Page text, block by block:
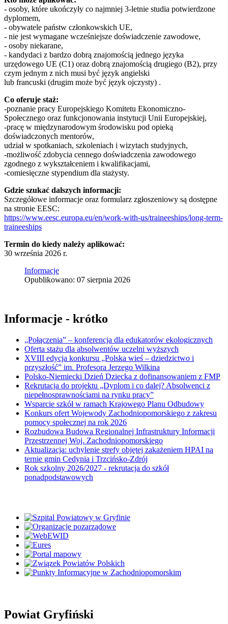
- osoby, które ukończyły co najmniej 3-letnie studia potwierdzone
dyplomem,
- obywatele państw członkowskich UE,
- nie jest wymagane wcześniejsze doświadczenie zawodowe,
- osoby niekarane,
- kandydaci z bardzo dobrą znajomością jednego języka
urzędowego UE (C1) oraz dobrą znajomością drugiego (B2), przy
czym jednym z nich musi być język angielski
lub francuski (drugim może być język ojczysty) .
Co oferuje staż:
-poznanie pracy Europejskiego Komitetu Ekonomiczno-
Społecznego oraz funkcjonowania instytucji Unii Europejskiej,
-pracę w międzynarodowym środowisku pod opieką
doświadczonych mentorów,
udział w spotkaniach, szkoleniach i wizytach studyjnych,
-możliwość zdobycia cennego doświadczenia zawodowego
zgodnego z wykształceniem i kwalifikacjami,
-comiesięczne stypendium dla stażysty.
Gdzie szukać dalszych informacji:
Szczegółowe informacje oraz formularz zgłoszeniowy są dostępne
na stronie EESC:
https://www.eesc.europa.eu/en/work-with-us/traineeships/long-term-
traineeships
Termin do kiedy należy aplikować:
30 września 2026 r.
Informacje
Opublikowano: 07 sierpnia 2026
Informacje - krótko
„Połączenia” – konferencja dla edukatorów ekologicznych
Oferta stażu dla absolwentów uczelni wyższych
XVIII edycja konkursu „Polska wieś – dziedzictwo i
przyszłość” im. Profesora Jerzego Wilkina
Polsko-Niemiecki Dzień Dziecka z dofinansowaniem z FMP
Rekrutacja do projektu „Dyplom i co dalej? Absolwenci z
niepełnosprawnościami na rynku pracy”
Wsparcie szkół w ramach Krajowego Planu Odbudowy
Konkurs ofert Wojewody Zachodniopomorskiego z zakresu
pomocy społecznej na rok 2026
Rozbudowa Budowa Regionalnej Infrastruktury Informacji
Przestrzennej Woj. Zachodniopomorskiego
Aktualizacja: uchylenie strefy objętej zakażeniem HPAI na
ternie gmin Cedynia i Trzcińsko-Zdrój
Rok szkolny 2026/2027 - rekrutacja do szkół
ponadpodstawowych
Powiat Gryfiński